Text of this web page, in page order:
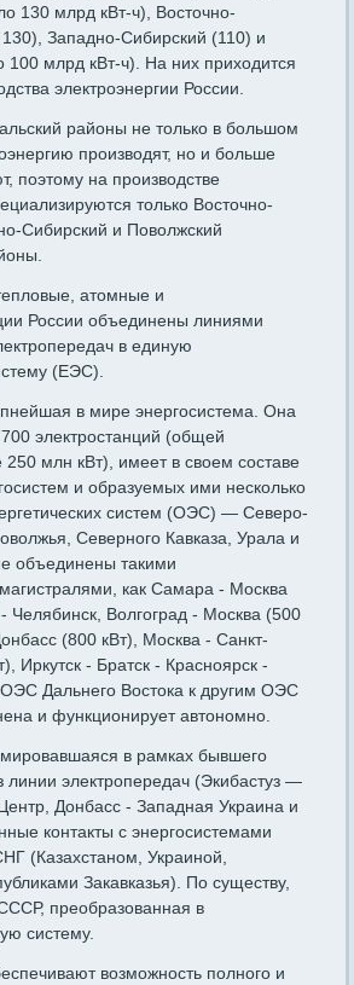
130 млрд кВт-ч), Восточно-
Западно-Сибирский (110) и
100 млрд кВт-ч). На них приходится
электроэнергии России.
районы не только в большом
производят, но и больше
поэтому на производстве
только Восточно-
Сибирский и Поволжский
атомные и
России объединены линиями
в единую
(ЕЭС).
в мире энергосистема. Она
электростанций (общей
млн кВт), имеет в своем составе
и образуемых ими несколько
систем (ОЭС) — Северо-
Северного Кавказа, Урала и
объединены такими
как Самара - Москва
Челябинск, Волгоград - Москва (500
(800 кВт), Москва - Санкт-
Иркутск - Братск - Красноярск -
ОЭС Дальнего Востока к другим ОЭС
и функционирует автономно.
в рамках бывшего
электропередач (Экибастуз —
Донбасс - Западная Украина и
контакты с энергосистемами
(Казахстаном, Украиной,
Закавказья). По существу,
преобразованная в
систему.
возможность полного и